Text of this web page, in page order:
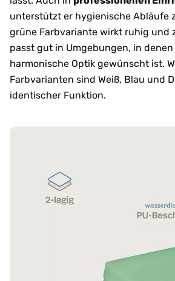
unterstützt er hygienische Abläufe
grüne Farbvariante wirkt ruhig und
passt gut in Umgebungen, in
harmonische Optik gewünscht ist.
Farbvarianten sind Weiß, Blau und
identischer Funktion.